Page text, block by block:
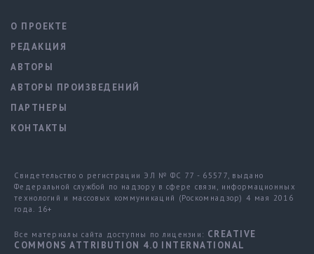
О ПРОЕКТЕ
РЕДАКЦИЯ
АВТОРЫ
АВТОРЫ ПРОИЗВЕДЕНИЙ
ПАРТНЕРЫ
КОНТАКТЫ
Свидетельство о регистрации ЭЛ № ФС 77 - 65577, выдано
Федеральной службой по надзору в сфере связи, информационных
технологий и массовых коммуникаций (Роскомнадзор) 4 мая 2016
года. 16+
Все материалы сайта доступны по лицензии: CREATIVE
COMMONS ATTRIBUTION 4.0 INTERNATIONAL